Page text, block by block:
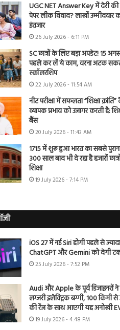
UGC NET Answer Key में देरी
पेपर लीक विवाद? लाखों उम्मीदवार
इंतजार
26 July 2026 - 6:11 PM
SC छात्रों के लिए बड़ा अपडेट! 15
पहले कर लें ये काम, वरना अटक
स्कॉलरशिप
22 July 2026 - 11:54 AM
नीट परीक्षा में सफलता “शिक्षा
व्यापक प्रभाव को उजागर करती है:
बैंस
20 July 2026 - 11:43 AM
1715 में शुरू हुआ भारत का सबसे
300 साल बाद भी दे रहा है हजारों
शिक्षा
19 July 2026 - 7:14 PM
iOS 27 में नई Siri होगी पहले से ज्यादा
ChatGPT और Gemini को देगी
25 July 2026 - 7:52 PM
Audi और Apple के पूर्व डिजाइनरों ने
लग्जरी इलेक्ट्रिक बग्गी, 100 किमी से
की रेंज के साथ आएगी यह अनोखी
19 July 2026 - 4:48 PM